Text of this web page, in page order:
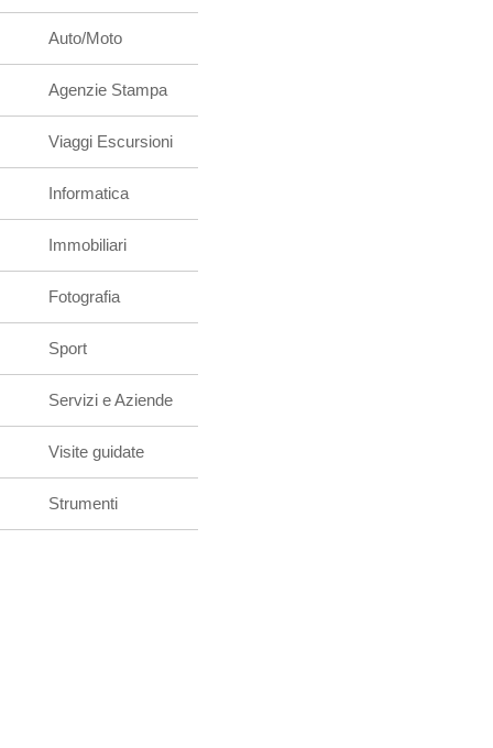
Auto/Moto
Agenzie Stampa
Viaggi Escursioni
Informatica
Immobiliari
Fotografia
Sport
Servizi e Aziende
Visite guidate
Strumenti